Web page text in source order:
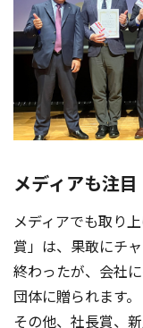
メディアも注
メディアでも取り
賞」は、果敢にチ
終わったが、会社
団体に贈られます。
その他、社長賞、